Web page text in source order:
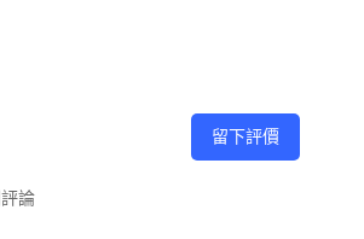
留下評價
論